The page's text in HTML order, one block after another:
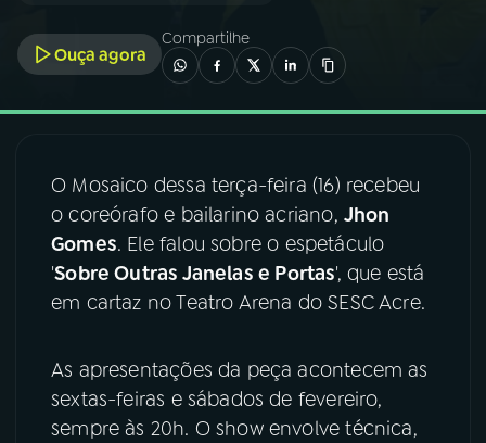
A RÁDIO
03PROGRAMAÇÃO
04PROGRAMAS
PODCASTS
07ÚLTIMAS
Ouça agora
Compartilhe
O Mosaico dessa terça-feira (16) recebeu
o coreórafo e bailarino acriano, Jhon
Gomes. Ele falou sobre o espetáculo
'Sobre Outras Janelas e Portas', que está
em cartaz no Teatro Arena do SESC Acre.
As apresentações da peça acontecem as
sextas-feiras e sábados de fevereiro,
sempre às 20h. O show envolve técnica,